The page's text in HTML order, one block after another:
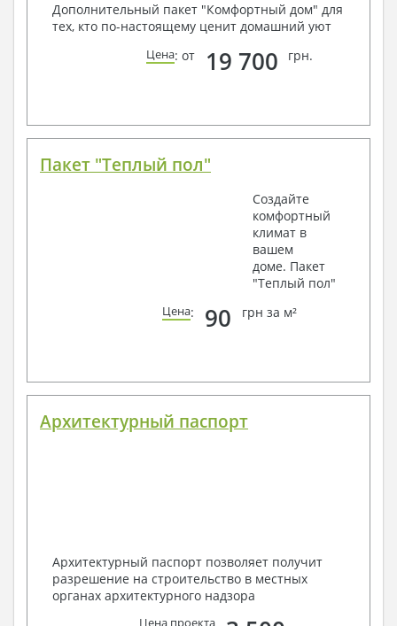
Дополнительный пакет "Комфортный дом" для
тех, кто по-настоящему ценит домашний уют
Цена: от 19 700 грн.
Пакет "Теплый пол"
Создайте
комфортный
климат в
вашем
доме. Пакет
"Теплый пол"
Цена: 90 грн за м²
Архитектурный паспорт
Архитектурный паспорт позволяет получит
разрешение на строительство в местных
органах архитектурного надзора